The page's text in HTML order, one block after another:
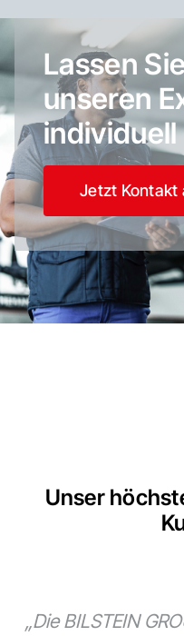
Lassen
unseren
Jetzt Kontakt
Unser
„Die BILSTEIN